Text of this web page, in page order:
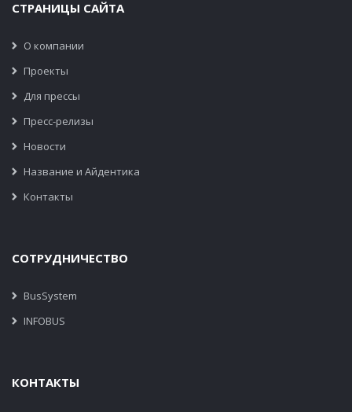
СТРАНИЦЫ САЙТА
О компании
Проекты
Для прессы
Пресс-релизы
Новости
Название и Айдентика
Контакты
СОТРУДНИЧЕСТВО
BusSystem
INFOBUS
КОНТАКТЫ